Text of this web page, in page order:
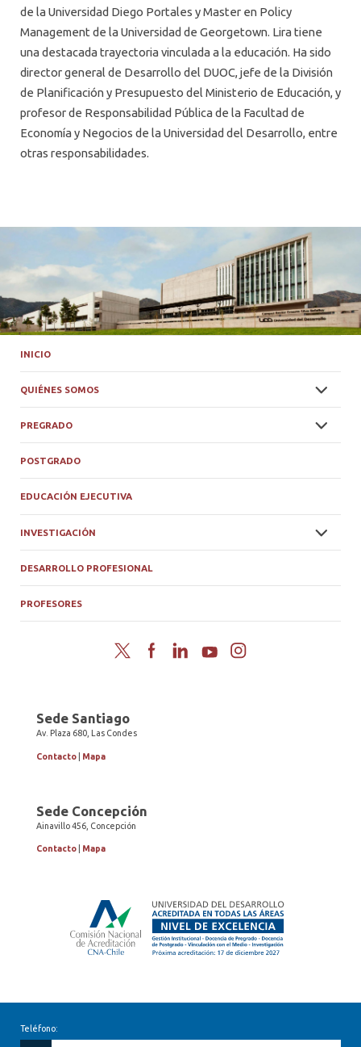
de la Universidad Diego Portales y Master en Policy
Management de la Universidad de Georgetown. Lira tiene
una destacada trayectoria vinculada a la educación. Ha sido
director general de Desarrollo del DUOC, jefe de la División
de Planificación y Presupuesto del Ministerio de Educación, y
profesor de Responsabilidad Pública de la Facultad de
Economía y Negocios de la Universidad del Desarrollo, entre
otras responsabilidades.
INICIO
QUIÉNES SOMOS
PREGRADO
POSTGRADO
EDUCACIÓN EJECUTIVA
INVESTIGACIÓN
DESARROLLO PROFESIONAL
PROFESORES
Twitter FacebookLinkedInYouTubeInstagram
Sede Santiago
Av. Plaza 680, Las Condes
Contacto Mapa
Sede Concepción
Ainavillo 456, Concepción
Contacto Mapa
Teléfono: